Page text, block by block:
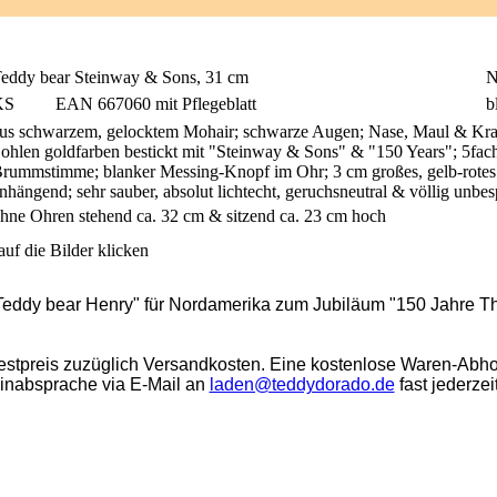
bear Steinway & Sons, 31 cm
EAN 667060 mit Pflegeblatt
schwarzem, gelocktem Mohair; schwarze Augen; Nase, Maul &
goldfarben bestickt mit "Steinway & Sons" & "150 Years";
blanker Messing-Knopf im Ohr; 3 cm großes, gelb-
sehr sauber, absolut lichtecht, geruchsneutral & völlig
Ohren stehend ca. 32 cm & sitzend ca. 23 cm hoch
die Bilder klicken
bear Henry" für Nordamerika zum Jubiläum "150 Jahre
zuzüglich Versandkosten. Eine kostenlose Waren-
via E-Mail an laden@teddydorado.defast